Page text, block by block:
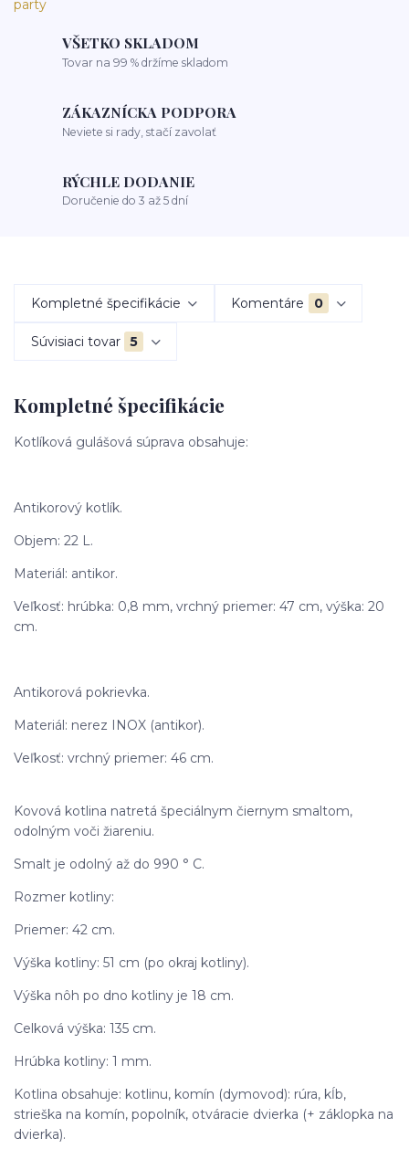
VŠETKO SKLADOM
Tovar na 99 % držíme skladom
ZÁKAZNÍCKA PODPORA
Neviete si rady, stačí zavolať
RÝCHLE DODANIE
Doručenie do 3 až 5 dní
Kompletné špecifikácie Komentáre 0
Súvisiaci tovar 5
Kompletné špecifikácie
Kotlíková gulášová súprava obsahuje:
Antikorový kotlík.
Objem: 22 L.
Materiál: antikor.
Veľkosť: hrúbka: 0,8 mm, vrchný priemer: 47 cm, výška: 20
cm.
Antikorová pokrievka.
Materiál: nerez INOX (antikor).
Veľkosť: vrchný priemer: 46 cm.
Kovová kotlina natretá špeciálnym čiernym smaltom,
odolným voči žiareniu.
Smalt je odolný až do 990 ° C.
Rozmer kotliny:
Priemer: 42 cm.
Výška kotliny: 51 cm (po okraj kotliny).
Výška nôh po dno kotliny je 18 cm.
Celková výška: 135 cm.
Hrúbka kotliny: 1 mm.
Kotlina obsahuje: kotlinu, komín (dymovod): rúra, kĺb,
strieška na komín, popolník, otváracie dvierka (+ záklopka na
dvierka).